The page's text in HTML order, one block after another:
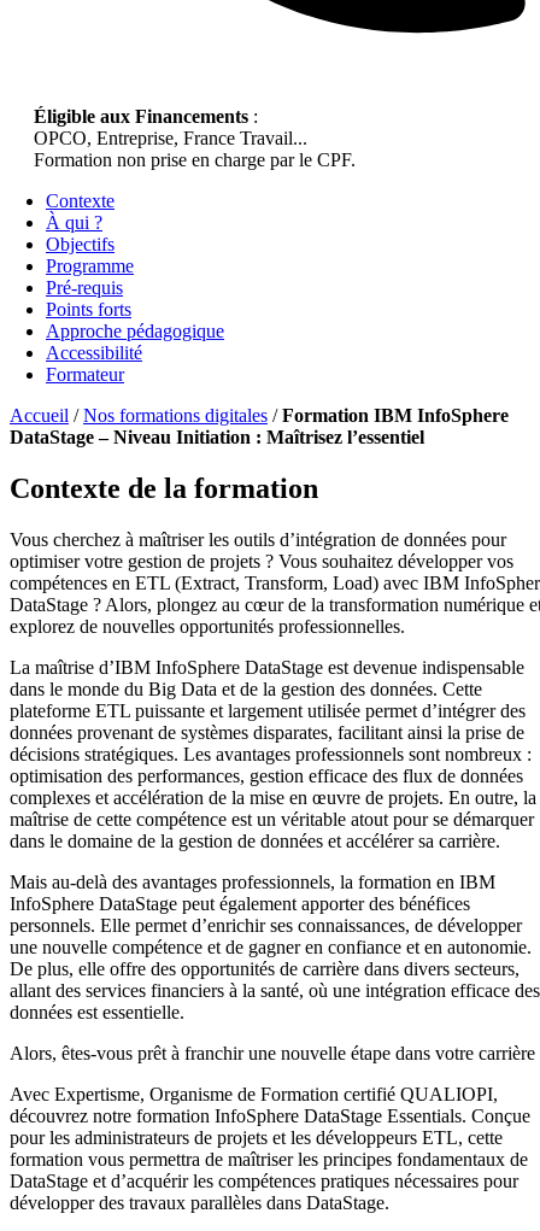
Éligible aux Financements :
OPCO, Entreprise, France Travail...
Formation non prise en charge par le CPF.
Contexte
À qui ?
Objectifs
Programme
Pré-requis
Points forts
Approche pédagogique
Accessibilité
Formateur
Accueil /Nos formations digitales /Formation IBM InfoSphere
DataStage – Niveau Initiation : Maîtrisez l’essentiel
Contexte de la formation
Vous cherchez à maîtriser les outils d’intégration de données pour
optimiser votre gestion de projets ? Vous souhaitez développer vos
compétences en ETL (Extract, Transform, Load) avec IBM
DataStage ? Alors, plongez au cœur de la transformation numérique
explorez de nouvelles opportunités professionnelles.
La maîtrise d’IBM InfoSphere DataStage est devenue indispensable
dans le monde du Big Data et de la gestion des données. Cette
plateforme ETL puissante et largement utilisée permet d’intégrer des
données provenant de systèmes disparates, facilitant ainsi la prise de
décisions stratégiques. Les avantages professionnels sont nombreux :
optimisation des performances, gestion efficace des flux de données
complexes et accélération de la mise en œuvre de projets. En outre, la
maîtrise de cette compétence est un véritable atout pour se démarquer
dans le domaine de la gestion de données et accélérer sa carrière.
Mais au-delà des avantages professionnels, la formation en IBM
InfoSphere DataStage peut également apporter des bénéfices
personnels. Elle permet d’enrichir ses connaissances, de développer
une nouvelle compétence et de gagner en confiance et en autonomie.
De plus, elle offre des opportunités de carrière dans divers secteurs,
allant des services financiers à la santé, où une intégration efficace des
données est essentielle.
Alors, êtes-vous prêt à franchir une nouvelle étape dans votre carrière
Avec Expertisme, Organisme de Formation certifié QUALIOPI,
découvrez notre formation InfoSphere DataStage Essentials. Conçue
pour les administrateurs de projets et les développeurs ETL, cette
formation vous permettra de maîtriser les principes fondamentaux de
DataStage et d’acquérir les compétences pratiques nécessaires pour
développer des travaux parallèles dans DataStage.